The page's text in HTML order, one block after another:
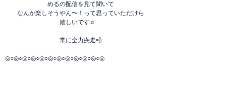
めるの配信を見て聞いて
なんか楽しそうやん〜！って思っていただけら
嬉しいです♫
常に全力疾走💨
◎○◎○◎○◎○◎○◎○◎○◎○◎○◎○◎○◎